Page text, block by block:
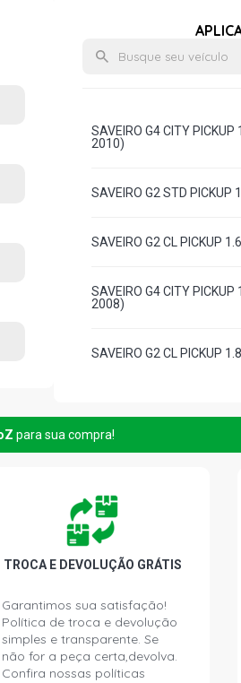
SAVEIRO G4 CITY
2010)
SAVEIRO G2 STD
SAVEIRO G2 CL PICKUP
SAVEIRO G4 CITY
2008)
SAVEIRO G2 CL PICKUP
(2000 - 2005)
SAVEIRO G2 SUMMER
2000)
SAVEIRO G2 TSI PICKUP
SAVEIRO G2 STD
SAVEIRO G3 FUN
para sua compra!
TROCA E DEVOLUÇÃO GRÁTIS
Garantimos sua satisfação!
Política de troca e devolução
simples e transparente. Se
não for a peça certa,devolva.
Confira nossas políticas